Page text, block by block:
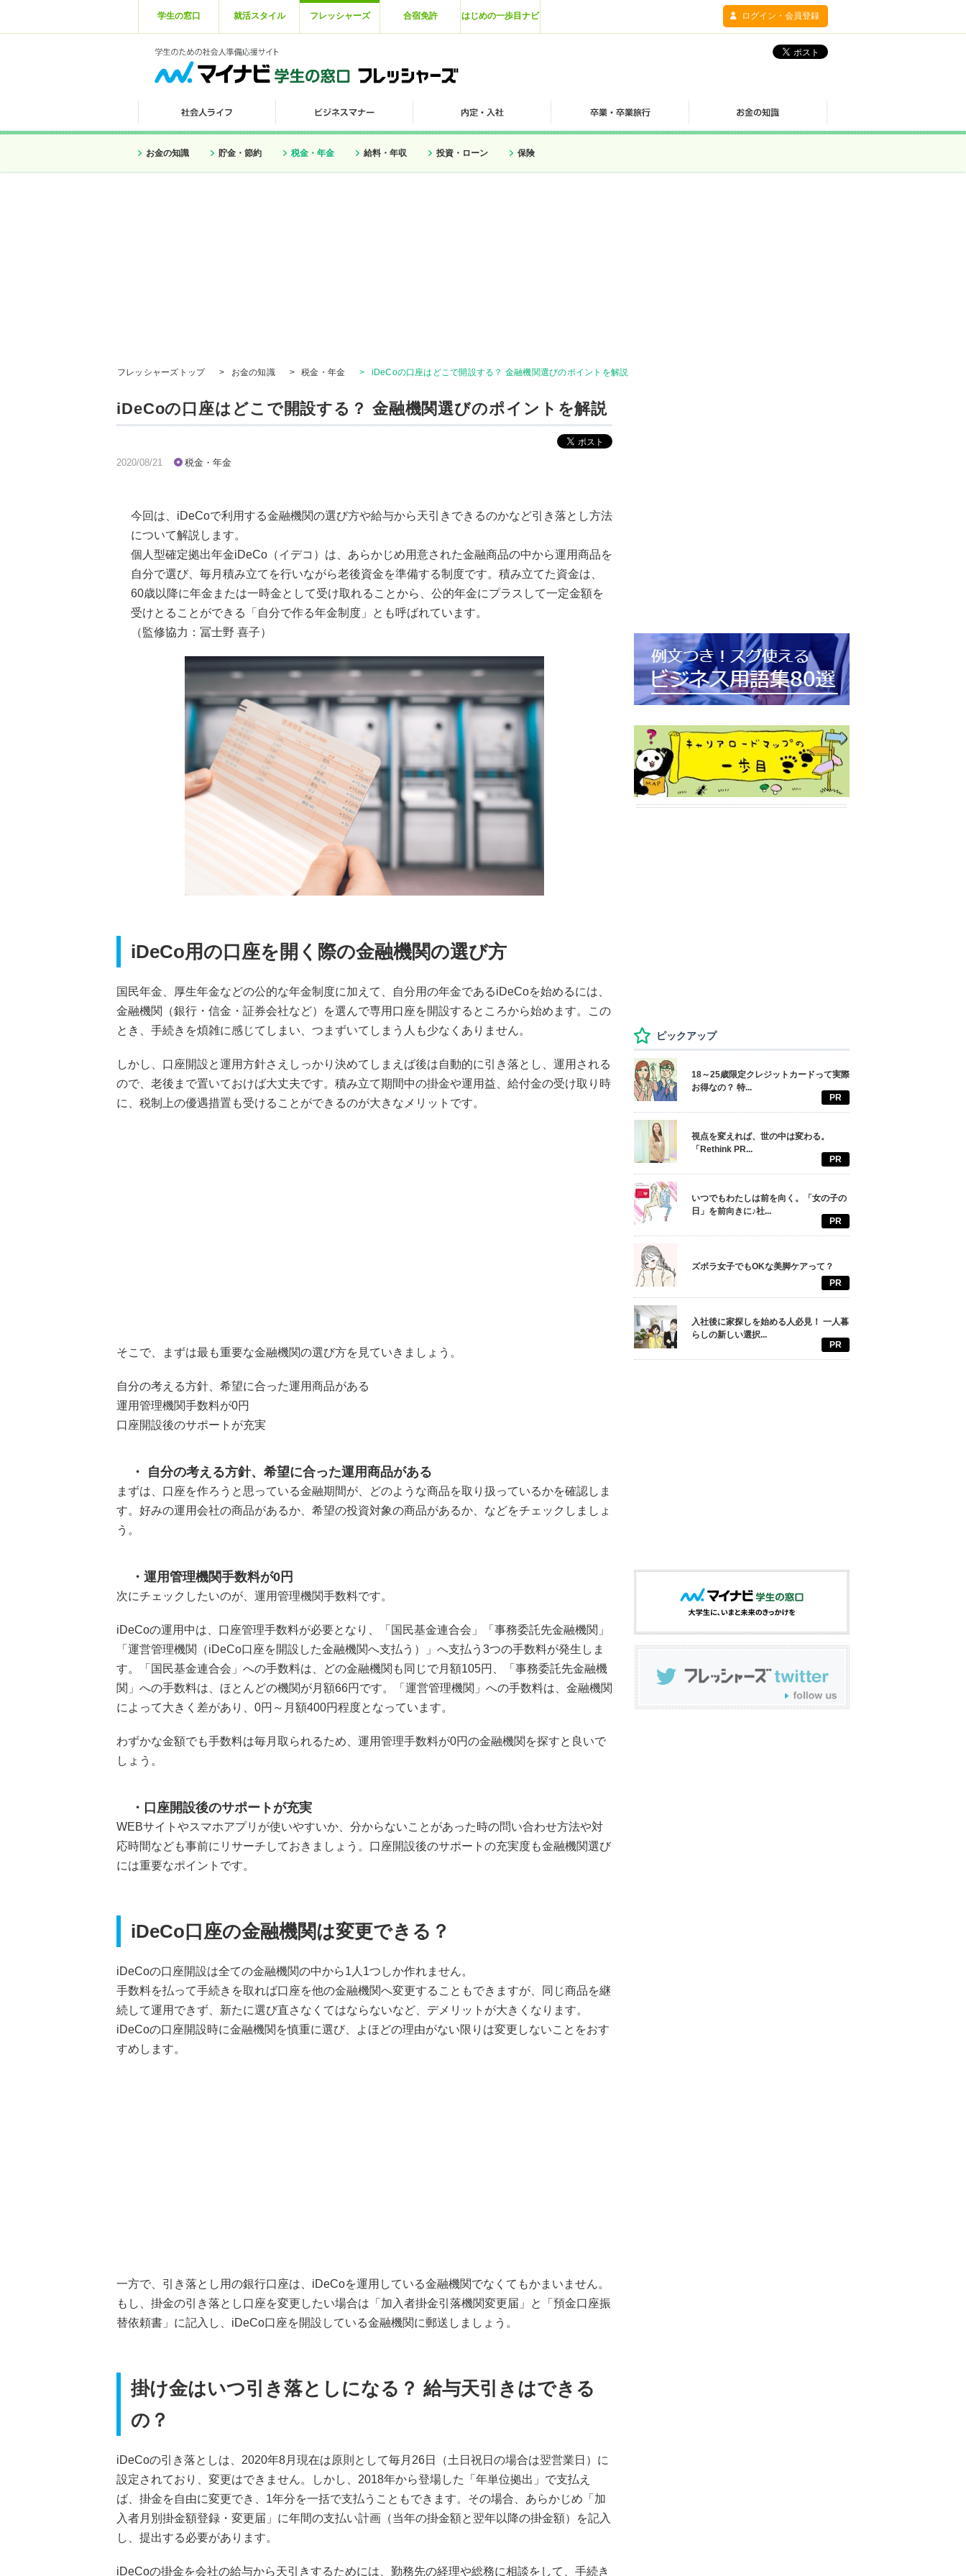
学生の窓口 就活スタイル フレッシャーズ 合宿免許 はじめの一歩目ナビ ログイン・会員登録
お金の知識 貯金・節約 税金・年金 給料・年収 投資・ローン 保険
フレッシャーズトップ > お金の知識 > 税金・年金 > iDeCoの口座はどこで開設する？ 金融機関選びのポイントを解説
iDeCoの口座はどこで開設する？ 金融機関選びのポイントを解説
2020/08/21 税金・年金
今回は、iDeCoで利用する金融機関の選び方や給与から天引きできるのかなど引き落とし方法
について解説します。
個人型確定拠出年金iDeCo（イデコ）は、あらかじめ用意された金融商品の中から運用商品を
自分で選び、毎月積み立てを行いながら老後資金を準備する制度です。積み立てた資金は、
60歳以降に年金または一時金として受け取れることから、公的年金にプラスして一定金額を
受けとることができる「自分で作る年金制度」とも呼ばれています。
（監修協力：冨士野 喜子）
iDeCo用の口座を開く際の金融機関の選び方
国民年金、厚生年金などの公的な年金制度に加えて、自分用の年金であるiDeCoを始めるには、
金融機関（銀行・信金・証券会社など）を選んで専用口座を開設するところから始めます。この
とき、手続きを煩雑に感じてしまい、つまずいてしまう人も少なくありません。
しかし、口座開設と運用方針さえしっかり決めてしまえば後は自動的に引き落とし、運用される
ので、老後まで置いておけば大丈夫です。積み立て期間中の掛金や運用益、給付金の受け取り時
に、税制上の優遇措置も受けることができるのが大きなメリットです。
そこで、まずは最も重要な金融機関の選び方を見ていきましょう。
自分の考える方針、希望に合った運用商品がある
運用管理機関手数料が0円
口座開設後のサポートが充実
自分の考える方針、希望に合った運用商品がある
まずは、口座を作ろうと思っている金融期間が、どのような商品を取り扱っているかを確認しま
す。好みの運用会社の商品があるか、希望の投資対象の商品があるか、などをチェックしましょ
う。
運用管理機関手数料が0円
次にチェックしたいのが、運用管理機関手数料です。
iDeCoの運用中は、口座管理手数料が必要となり、「国民基金連合会」「事務委託先金融機関」
「運営管理機関（iDeCo口座を開設した金融機関へ支払う）」へ支払う3つの手数料が発生しま
す。「国民基金連合会」への手数料は、どの金融機関も同じで月額105円、「事務委託先金融機
関」への手数料は、ほとんどの機関が月額66円です。「運営管理機関」への手数料は、金融機関
によって大きく差があり、0円～月額400円程度となっています。
わずかな金額でも手数料は毎月取られるため、運用管理手数料が0円の金融機関を探すと良いで
しょう。
口座開設後のサポートが充実
WEBサイトやスマホアプリが使いやすいか、分からないことがあった時の問い合わせ方法や対
応時間なども事前にリサーチしておきましょう。口座開設後のサポートの充実度も金融機関選び
には重要なポイントです。
iDeCo口座の金融機関は変更できる？
iDeCoの口座開設は全ての金融機関の中から1人1つしか作れません。
手数料を払って手続きを取れば口座を他の金融機関へ変更することもできますが、同じ商品を継
続して運用できず、新たに選び直さなくてはならないなど、デメリットが大きくなります。
iDeCoの口座開設時に金融機関を慎重に選び、よほどの理由がない限りは変更しないことをおす
すめします。
一方で、引き落とし用の銀行口座は、iDeCoを運用している金融機関でなくてもかまいません。
もし、掛金の引き落とし口座を変更したい場合は「加入者掛金引落機関変更届」と「預金口座振
替依頼書」に記入し、iDeCo口座を開設している金融機関に郵送しましょう。
掛け金はいつ引き落としになる？ 給与天引きはできる
の？
iDeCoの引き落としは、2020年8月現在は原則として毎月26日（土日祝日の場合は翌営業日）に
設定されており、変更はできません。しかし、2018年から登場した「年単位拠出」で支払え
ば、掛金を自由に変更でき、1年分を一括で支払うこともできます。その場合、あらかじめ「加
入者月別掛金額登録・変更届」に年間の支払い計画（当年の掛金額と翌年以降の掛金額）を記入
し、提出する必要があります。
iDeCoの掛金を会社の給与から天引きするためには、勤務先の経理や総務に相談をして、手続き
ピックアップ
18～25歳限定クレジットカードって実際
お得なの？ 特...
PR
視点を変えれば、世の中は変わる。
「Rethink PR...
PR
いつでもわたしは前を向く。「女の子の
日」を前向きに♪社...
PR
ズボラ女子でもOKな美脚ケアって？
PR
入社後に家探しを始める人必見！ 一人暮
らしの新しい選択...
PR